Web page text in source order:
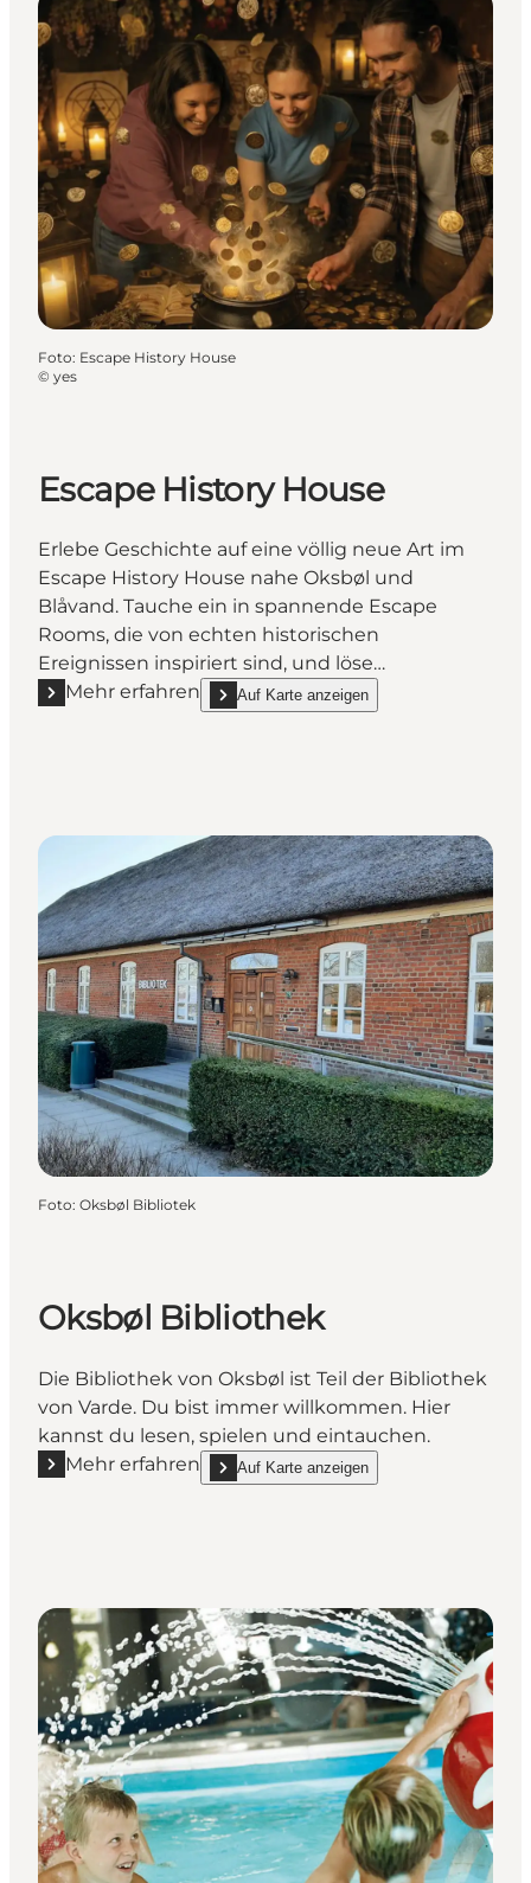
Foto: Escape History House
© yes
Escape History House
Erlebe Geschichte auf eine völlig neue Art im
Escape History House nahe Oksbøl und
Blåvand. Tauche ein in spannende Escape
Rooms, die von echten historischen
Ereignissen inspiriert sind, und löse…
Mehr erfahren
Mehr erfahren "Escape History House"
Auf Karte anzeigen
show Escape History House on_map
Foto: Oksbøl Bibliotek
Oksbøl Bibliothek
Die Bibliothek von Oksbøl ist Teil der Bibliothek
von Varde. Du bist immer willkommen. Hier
kannst du lesen, spielen und eintauchen.
Mehr erfahren
Mehr erfahren "Oksbøl Bibliothek"
Auf Karte anzeigen
show Oksbøl Bibliothek on_map